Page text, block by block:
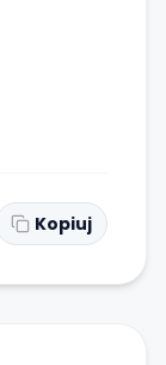
Kopiuj